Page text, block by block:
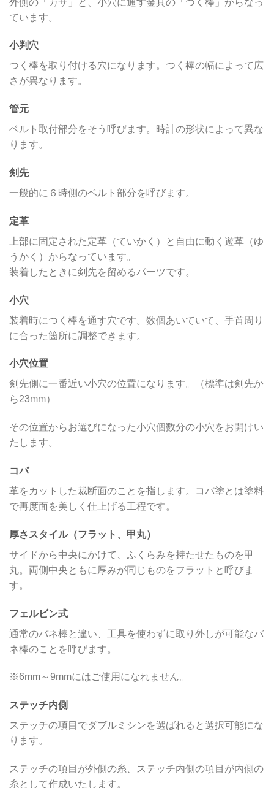
ています。
小判穴
つく棒を取り付ける穴になります。つく棒の幅によって広
さが異なります。
管元
ベルト取付部分をそう呼びます。時計の形状によって異な
ります。
剣先
一般的に６時側のベルト部分を呼びます。
定革
上部に固定された定革（ていかく）と自由に動く遊革（ゆ
うかく）からなっています。
装着したときに剣先を留めるパーツです。
小穴
装着時につく棒を通す穴です。数個あいていて、手首周り
に合った箇所に調整できます。
小穴位置
剣先側に一番近い小穴の位置になります。（標準は剣先か
ら23mm）
その位置からお選びになった小穴個数分の小穴をお開けい
たします。
コバ
革をカットした裁断面のことを指します。コバ塗とは塗料
で再度面を美しく仕上げる工程です。
厚さスタイル（フラット、甲丸）
サイドから中央にかけて、ふくらみを持たせたものを甲
丸。両側中央ともに厚みが同じものをフラットと呼びま
す。
フェルビン式
通常のバネ棒と違い、工具を使わずに取り外しが可能なバ
ネ棒のことを呼びます。
※6mm～9mmにはご使用になれません。
ステッチ内側
ステッチの項目でダブルミシンを選ばれると選択可能にな
ります。
ステッチの項目が外側の糸、ステッチ内側の項目が内側の
糸として作成いたします。